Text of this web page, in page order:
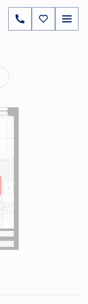
8 030 000 ₽